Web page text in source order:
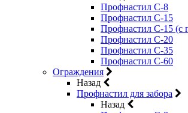
Профнастил С-8
Профнастил С-15
Профнастил С-15 (с
Профнастил С-20
Профнастил С-35
Профнастил С-60
Ограждения
Назад
Профнастил для забора
Назад